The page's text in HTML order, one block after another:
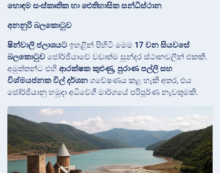
හොඳම සංස්කෘතික හා ඓතිහාසික සන්ධිස්ථාන
අනනුරි බලකොටුව
ෂින්වාලි ජලාශයට ඉහළින් පිහිටි මෙම 17 වන සියවසේ
බලකොටුව ජෝර්ජියාවේ වඩාත්ම සුන්දර ස්ථානවලින් එකකි.
අමුත්තන්ට එහි ආරක්ෂක කුළුණු, පුරාණ පල්ලි සහ
විශ්මයජනක විල් දර්ශන ගවේෂණය කළ හැකි අතර, එය
ජෝර්ජියානු හමුදා අධිවේගී මාර්ගයේ පරිපූර්ණ නැවතුමකි.